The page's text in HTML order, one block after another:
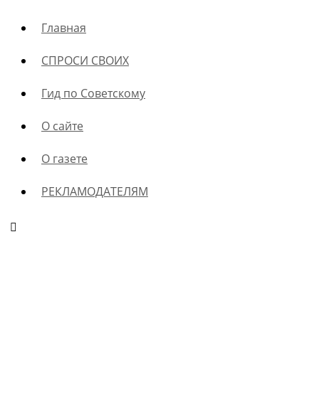
Главная
СПРОСИ СВОИХ
Гид по Советскому
О сайте
О газете
РЕКЛАМОДАТЕЛЯМ